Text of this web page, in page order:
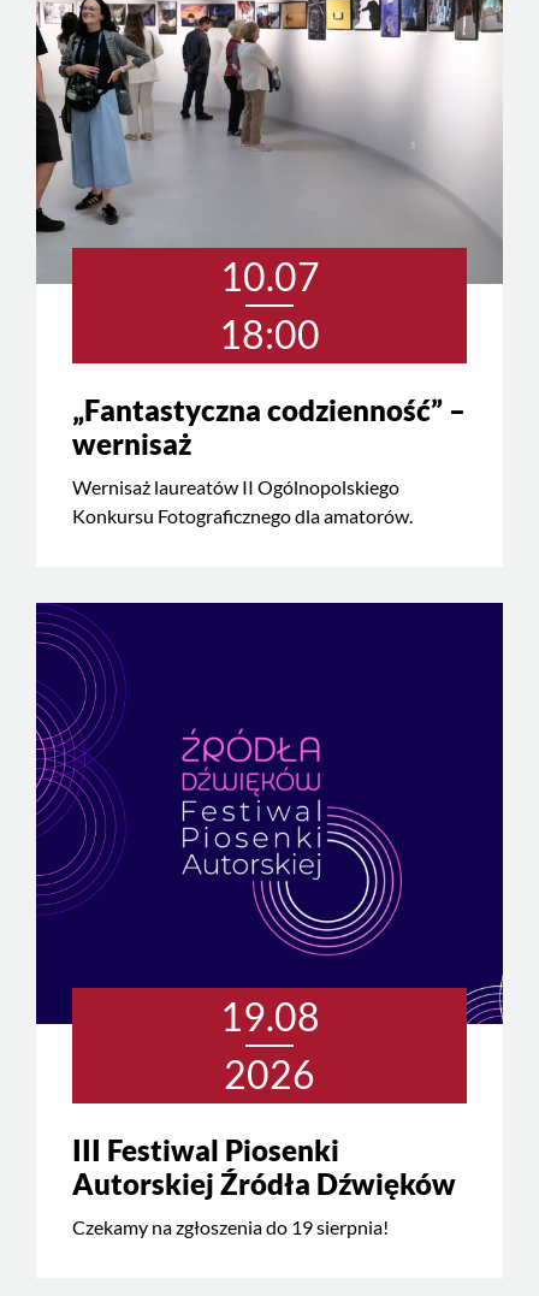
10.07
18:00
„Fantastyczna codzienność” –
wernisaż
Wernisaż laureatów II Ogólnopolskiego
Konkursu Fotograficznego dla amatorów.
19.08
2026
III Festiwal Piosenki
Autorskiej Źródła Dźwięków
Czekamy na zgłoszenia do 19 sierpnia!